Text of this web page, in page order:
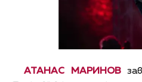
АТАНАС МАРИНОВ